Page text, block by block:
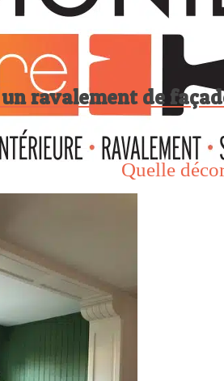
ravalement de
Quelle